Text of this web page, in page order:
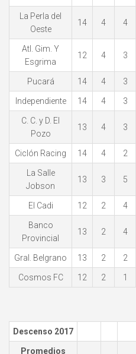
La Perla del
Oeste
14 4 4
Atl. Gim. Y
Esgrima
12 4 3
Pucará 14 4 3
Independiente 14 4 3
C. C. y D. El
Pozo
13 4 3
Ciclón Racing 14 4 2
La Salle
Jobson
13 3 5
El Cadi 12 2 4
Banco
Provincial
13 2 4
Gral. Belgrano 13 2 2
Cosmos FC 12 2 1
Descenso 2017
Promedios